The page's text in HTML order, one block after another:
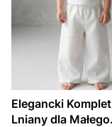
Elegancki Komplet
Lniany dla Małego